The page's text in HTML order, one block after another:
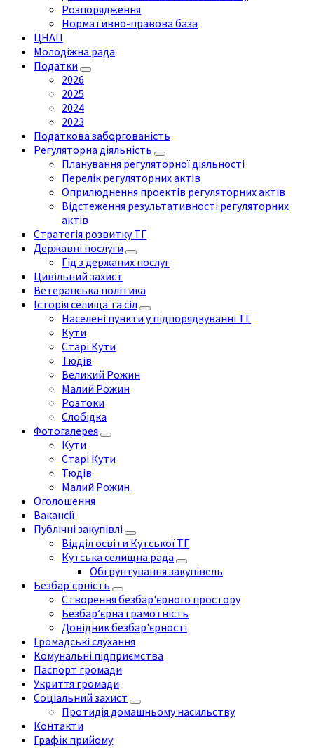
Розпорядження
Нормативно-правова база
ЦНАП
Молодіжна рада
Податки
2026
2025
2024
2023
Податкова заборгованість
Регуляторна діяльність
Планування регуляторної діяльності
Перелік регуляторних актів
Оприлюднення проектів регуляторних актів
Відстеження результативності регуляторних
актів
Стратегія розвитку ТГ
Державні послуги
Гід з держаних послуг
Цивільний захист
Ветеранська політика
Історія селища та сіл
Населені пункти у підпорядкуванні ТГ
Кути
Старі Кути
Тюдів
Великий Рожин
Малий Рожин
Розтоки
Слобідка
Фотогалерея
Кути
Старі Кути
Тюдів
Малий Рожин
Оголошення
Вакансії
Публічні закупівлі
Відділ освіти Кутської ТГ
Кутська селищна рада
Обгрунтування закупівель
Безбар'єрність
Створення безбар'єрного простору
Безбар’єрна грамотність
Довідник безбар'єрності
Громадські слухання
Комунальні підприємства
Паспорт громади
Укриття громади
Соціальний захист
Протидія домашньому насильству
Контакти
Графік прийому